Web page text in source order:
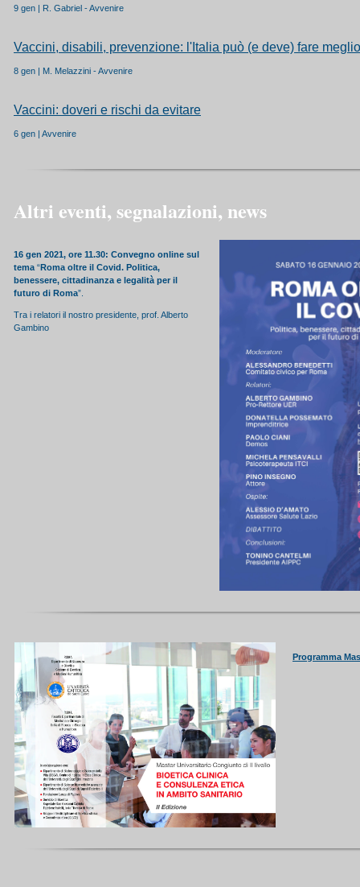
9 gen | R. Gabriel - Avvenire
Vaccini, disabili, prevenzione: l'Italia può (e deve) fare meglio
8 gen | M. Melazzini - Avvenire
Vaccini: doveri e rischi da evitare
6 gen | Avvenire
Altri eventi, segnalazioni, news
16 gen 2021, ore 11.30: Convegno online sul
tema “Roma oltre il Covid. Politica,
benessere, cittadinanza e legalità per il
futuro di Roma”.
Tra i relatori il nostro presidente, prof. Alberto
Gambino
Programma